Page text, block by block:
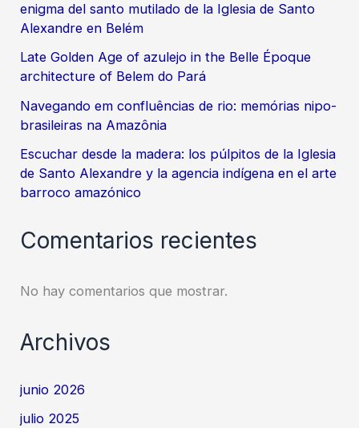
enigma del santo mutilado de la Iglesia de Santo
Alexandre en Belém
Late Golden Age of azulejo in the Belle Époque
architecture of Belem do Pará
Navegando em confluências de rio: memórias nipo-
brasileiras na Amazônia
Escuchar desde la madera: los púlpitos de la Iglesia
de Santo Alexandre y la agencia indígena en el arte
barroco amazónico
Comentarios recientes
No hay comentarios que mostrar.
Archivos
junio 2026
julio 2025